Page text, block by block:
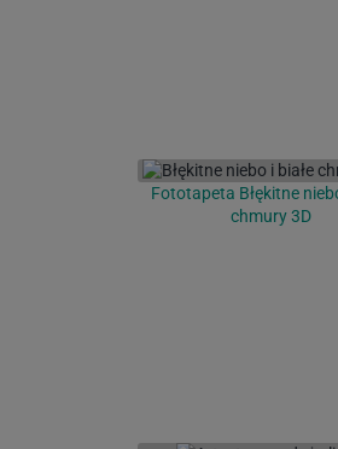
Fototapeta Błękitne
chmury 3D